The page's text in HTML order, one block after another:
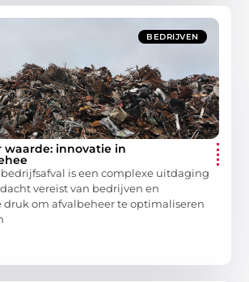
BEDRIJVEN
waarde: innovatie in
is een complexe uitdaging
vereist van bedrijven en
druk om afvalbeheer te optimaliseren